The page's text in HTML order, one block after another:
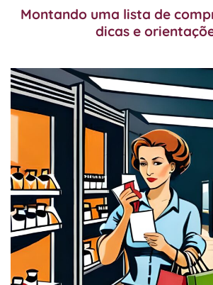
Montando uma lista de
dicas e